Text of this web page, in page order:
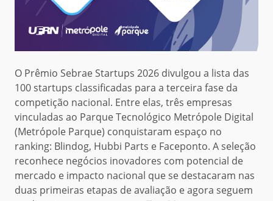
O Prêmio Sebrae Startups 2026 divulgou a lista das
100 startups classificadas para a terceira fase da
competição nacional. Entre elas, três empresas
vinculadas ao Parque Tecnológico Metrópole Digital
(Metrópole Parque) conquistaram espaço no
ranking: Blindog, Hubbi Parts e Faceponto. A seleção
reconhece negócios inovadores com potencial de
mercado e impacto nacional que se destacaram nas
duas primeiras etapas de avaliação e agora seguem